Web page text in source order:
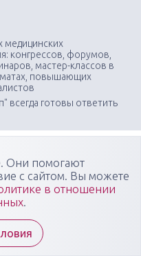
медицинских
конгрессов, форумов,
мастер-классов в
повышающих
всегда готовы ответить
Они помогают
с сайтом. Вы можете
в отношении
.